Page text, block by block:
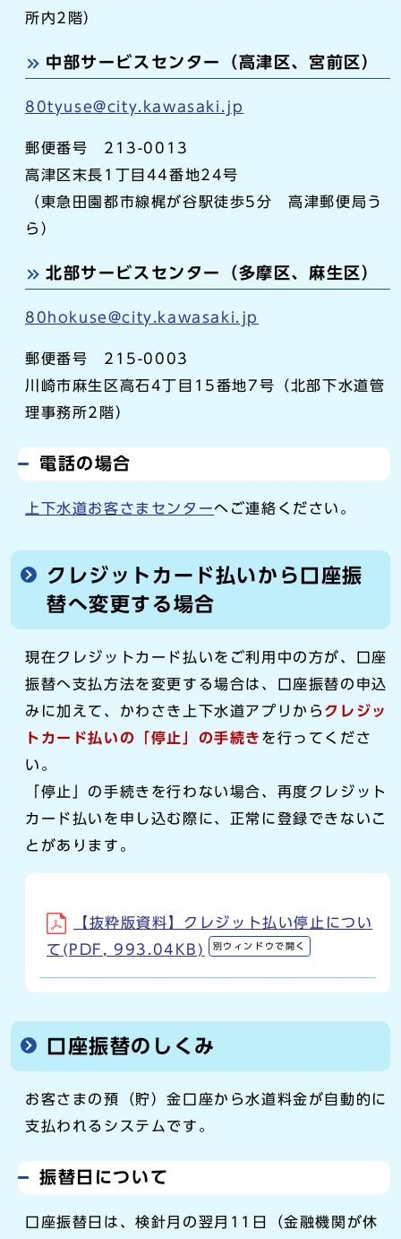
所内2階）
中部サービスセンター（高津区、宮前区）
80tyuse@city.kawasaki.jp
郵便番号 213-0013
高津区末長1丁目44番地24号
（東急田園都市線梶が谷駅徒歩5分 高津郵便局う
ら）
北部サービスセンター（多摩区、麻生区）
80hokuse@city.kawasaki.jp
郵便番号 215-0003
川崎市麻生区高石4丁目15番地7号（北部下水道管
理事務所2階）
電話の場合
上下水道お客さまセンターへご連絡ください。
クレジットカード払いから口座振
替へ変更する場合
現在クレジットカード払いをご利用中の方が、口座
振替へ支払方法を変更する場合は、口座振替の申込
みに加えて、かわさき上下水道アプリから クレジッ
トカード払いの「停止」の手続き を行ってくださ
い。
「停止」の手続きを行わない場合、再度クレジット
カード払いを申し込む際に、正常に登録できないこ
とがあります。
【抜粋版資料】クレジット払い停止につい
て(PDF, 993.04KB)
別ウィンドウで開く
口座振替のしくみ
お客さまの預（貯）金口座から水道料金が自動的に
支払われるシステムです。
振替日について
口座振替日は、検針月の翌月11日（金融機関が休